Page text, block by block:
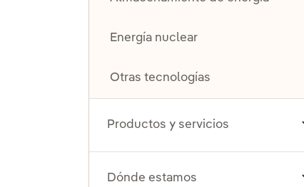
Energía nuclear
Otras tecnologías
Productos y servicios
Dónde estamos